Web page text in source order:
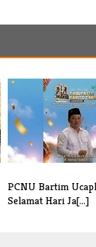
PCNU Bartim
Selamat Hari Ja[...]